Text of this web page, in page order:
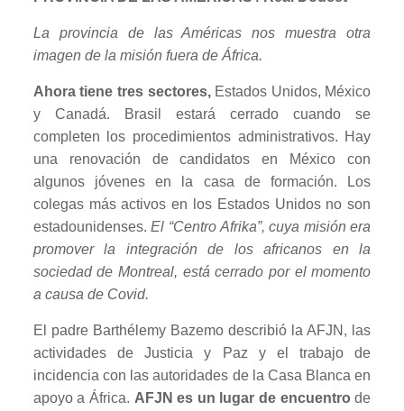
La provincia de las Américas nos muestra otra
imagen de la misión fuera de África.
Ahora tiene tres sectores,Estados Unidos, México
y Canadá. Brasil estará cerrado cuando se
completen los procedimientos administrativos. Hay
una renovación de candidatos en México con
algunos jóvenes en la casa de formación. Los
colegas más activos en los Estados Unidos no son
estadounidenses.El “Centro Afrika”, cuya misión era
promover la integración de los africanos en la
sociedad de Montreal, está cerrado por el momento
a causa de Covid.
El padre Barthélemy Bazemo describió la AFJN, las
actividades de Justicia y Paz y el trabajo de
incidencia con las autoridades de la Casa Blanca en
apoyo a África. AFJN es un lugar de encuentro de